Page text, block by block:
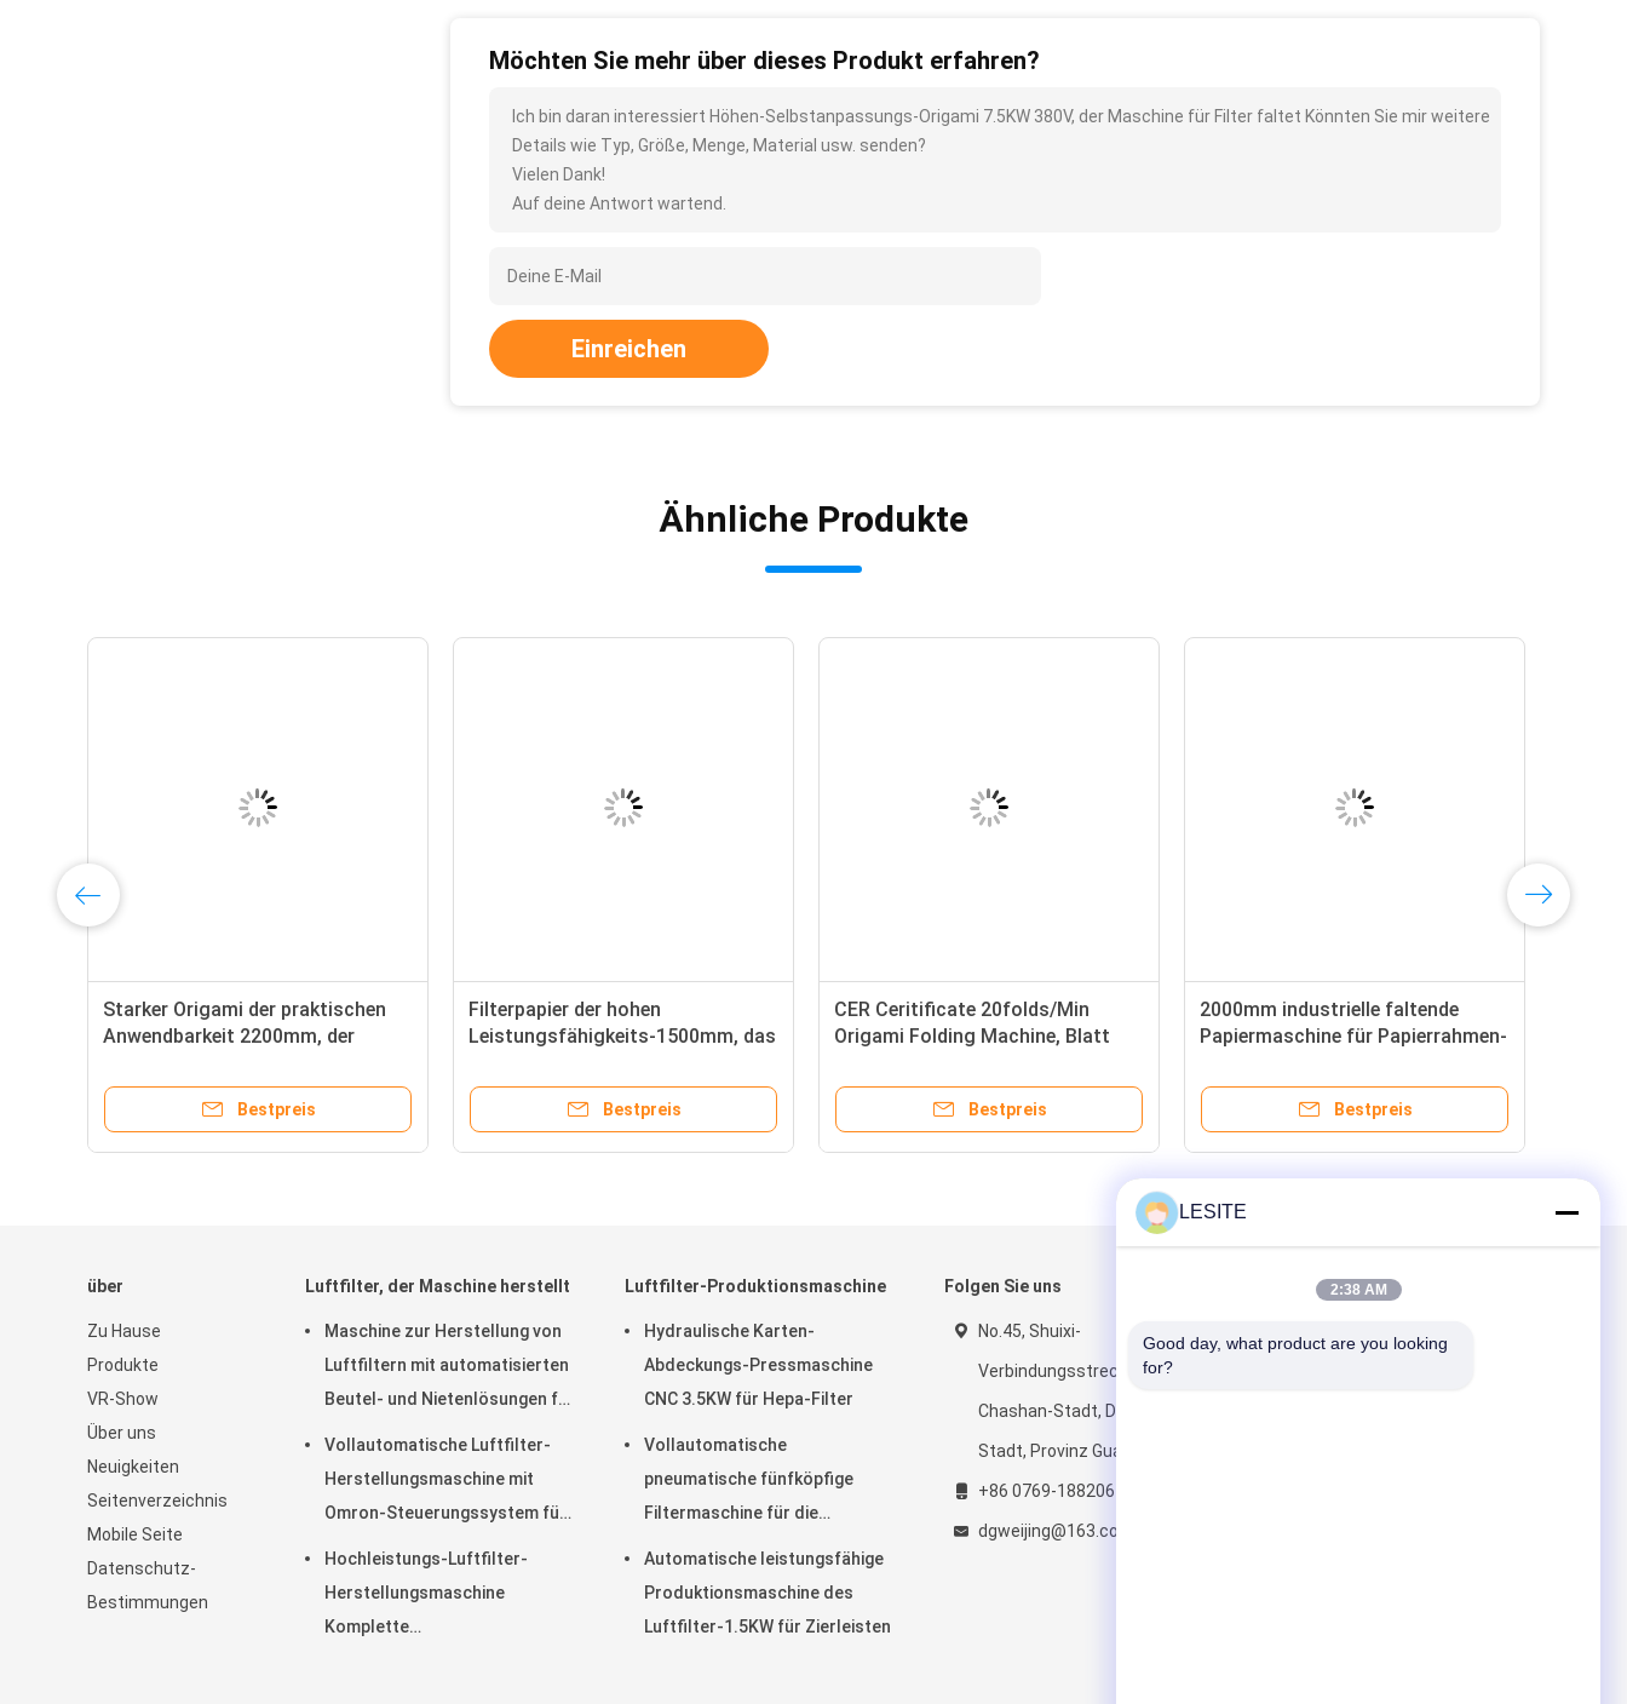
Möchten Sie mehr über dieses Produkt erfahren?
Ich bin daran interessiert Höhen-Selbstanpassungs-Origami 7.5KW 380V, der Maschine für Filter faltet Könnten Sie mir weitere
Details wie Typ, Größe, Menge, Material usw. senden?
Vielen Dank!
Auf deine Antwort wartend.
Einreichen
Ähnliche Produkte
Starker Origami der praktischen
Anwendbarkeit 2200mm, der
Bestpreis
Filterpapier der hohen
Leistungsfähigkeits-1500mm, das
Bestpreis
CER Ceritificate 20folds/Min
Origami Folding Machine, Blatt
Bestpreis
2000mm industrielle faltende
Papiermaschine für Papierrahmen-
Bestpreis
über
Zu Hause
Produkte
VR-Show
Über uns
Neuigkeiten
Seitenverzeichnis
Mobile Seite
Datenschutz-
Bestimmungen
Luftfilter, der Maschine herstellt
Maschine zur Herstellung von
Luftfiltern mit automatisierten
Beutel- und Nietenlösungen für
Vollautomatische Luftfilter-
Herstellungsmaschine mit
Omron-Steuerungssystem für
Hochleistungs-Luftfilter-
Herstellungsmaschine
Komplette
Luftfilter-Produktionsmaschine
Hydraulische Karten-
Abdeckungs-Pressmaschine
CNC 3.5KW für Hepa-Filter
Vollautomatische
pneumatische fünfköpfige
Filtermaschine für die
Automatische leistungsfähige
Produktionsmaschine des
Luftfilter-1.5KW für Zierleisten
Folgen Sie uns
No.45, Shuixi-
Verbindungsstrecke, Hanxi,
Chashan-Stadt, Dongguan-
Stadt, Provinz Guangdong
+86 0769-18820617197
dgweijing@163.com
Mailen Sie uns
LESITE
2:38 AM
Good day, what product are you looking
for?